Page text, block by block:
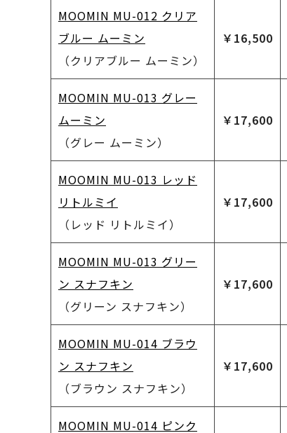
MOOMIN MU-012 クリア
ブルー ムーミン
（クリアブルー ムーミン）
￥16,500
MOOMIN MU-013 グレー
ムーミン
（グレー ムーミン）
￥17,600
MOOMIN MU-013 レッド
リトルミイ
（レッド リトルミイ）
￥17,600
MOOMIN MU-013 グリー
ン スナフキン
（グリーン スナフキン）
￥17,600
MOOMIN MU-014 ブラウ
ン スナフキン
（ブラウン スナフキン）
￥17,600
MOOMIN MU-014 ピンク